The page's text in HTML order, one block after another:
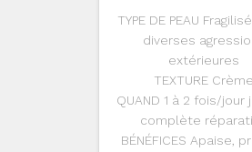
TYPE DE PEAU
diverses
extérieures
TEXTURE Crème
QUAND 1 à 2 fois/jour
complète
BÉNÉFICES Apaise,